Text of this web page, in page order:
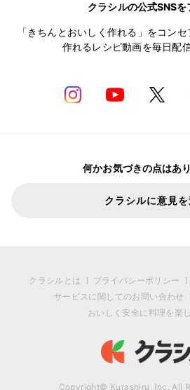
クラシルの公式SNSを
「きちんとおいしく作れる」をコン
作れるレシピ動画を毎日配
何かお気づきの点はあ
クラシルに意見を
クラシルとは プライバシーポリシー
サービスに関してのお問い合わせ
おいしく安全に料理を楽
Copyright© Kurashiru, Inc. All